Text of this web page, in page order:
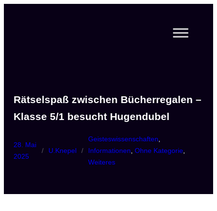
Rätselspaß zwischen Bücherregalen –
Klasse 5/1 besucht Hugendubel
28. Mai
2025
/ U.Knepel /
Geisteswissenschaften
Informationen Ohne Kategorie
Weiteres